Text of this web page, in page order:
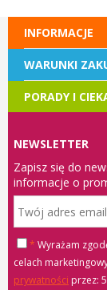
INFORMACJE
WARUNKI
PORADY I
NEWSLETTER
Zapisz się do
informacje o
* Wyrażam
celach
prywatności